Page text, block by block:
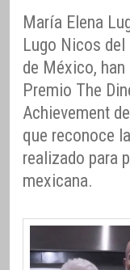
María Elena
Lugo Nicos
de México,
Premio The
Achievement
que reconoce
realizado para
mexicana.